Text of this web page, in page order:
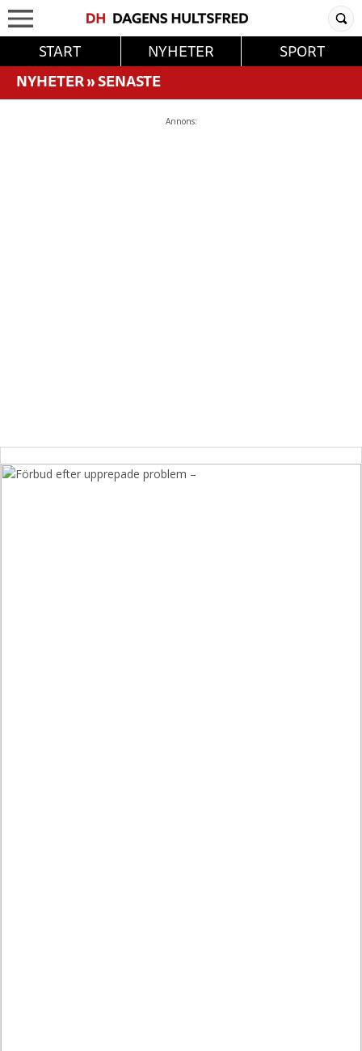
START NYHETER
SPORT
NYHETER»SENASTE
Annons: